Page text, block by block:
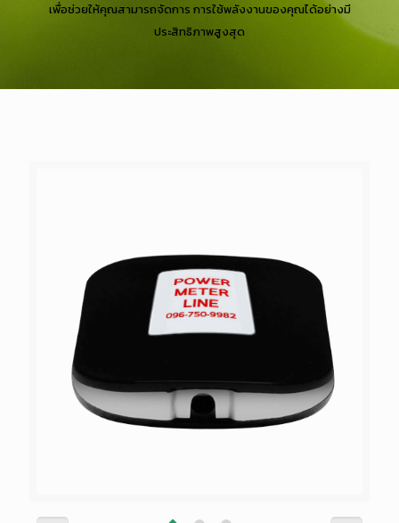
เพื่อช่วยให้คุณสามารถจัดการ การใช้พลังงานของคุณได้อย่างมี
ประสิทธิภาพสูงสุด